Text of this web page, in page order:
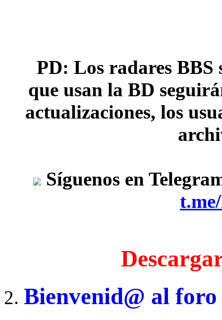
PD: Los radares
que usan la BD
actualizaciones, los
Síguenos en
Bienvenid@ al